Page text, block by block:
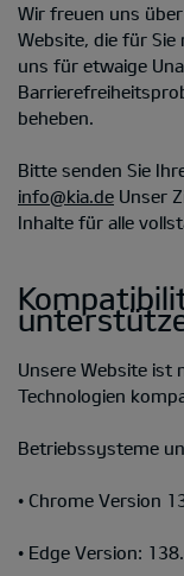
Wir freuen uns
Website, die für Sie
uns für etwaige
beheben.
Bitte senden Sie
info@kia.de Unser
Inhalte für alle
Unsere Website ist
Technologien
Betriebssysteme
• Chrome Version
• Edge Version: